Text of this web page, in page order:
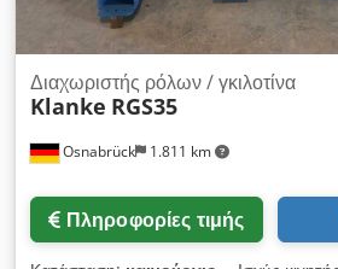
Osnabrück 1.811 km
Διαχωριστής ρόλων / γκιλοτίνα
Klanke RGS35
Πληροφορίες τιμής